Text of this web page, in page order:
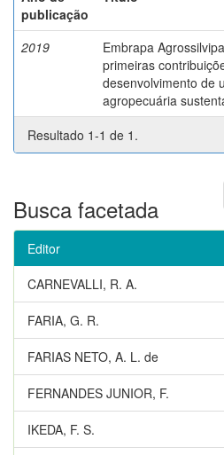
publicação
2019
Embrapa
primeiras
desenvolvimento de
agropecuária
Resultado 1-1 de 1.
Busca facetada
Editor
CARNEVALLI, R. A.
FARIA, G. R.
FARIAS NETO, A. L. de
FERNANDES JUNIOR, F.
IKEDA, F. S.